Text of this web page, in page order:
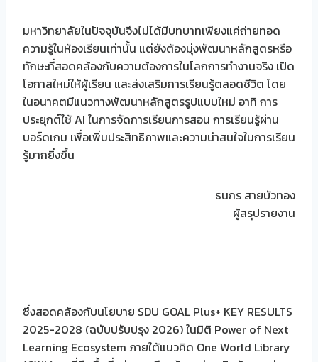
มหาวิทยาลัยในปัจจุบันจึงไม่ได้มีบทบาทเพียงแค่ถ่ายทอด
ความรู้ในห้องเรียนเท่านั้น แต่ยังต้องมุ่งพัฒนาหลักสูตรหรือ
ทักษะที่สอดคล้องกับความต้องการในโลกการทำงานจริง เปิด
โอกาสใหม่ให้ผู้เรียน และส่งเสริมการเรียนรู้ตลอดชีวิต โดย
ในอนาคตมีแนวทางพัฒนาหลักสูตรรูปแบบใหม่ อาทิ การ
ประยุกต์ใช้ AI ในการจัดการเรียนการสอน การเรียนรู้ผ่าน
บอร์ดเกม เพื่อเพิ่มประสิทธิภาพและความน่าสนใจในการเรียน
รู้มากยิ่งขึ้น
ธนกร สายบัวทอง
ผู้สรุปรายงาน
ซึ่งสอดคล้องกับนโยบาย SDU GOAL Plus+ KEY RESULTS
2025-2028 (ฉบับปรับปรุง 2026) ในมิติ Power of Next
Learning Ecosystem ภายใต้แนวคิด One World Library